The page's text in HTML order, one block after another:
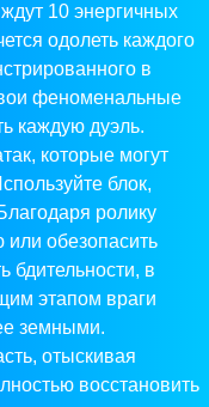
10 энергичных
одолеть каждого
в
феноменальные
каждую дуэль.
которые могут
блок,
ролику
​​или обезопасить
бдительности, в
этапом враги
земными.
отыскивая
восстановить